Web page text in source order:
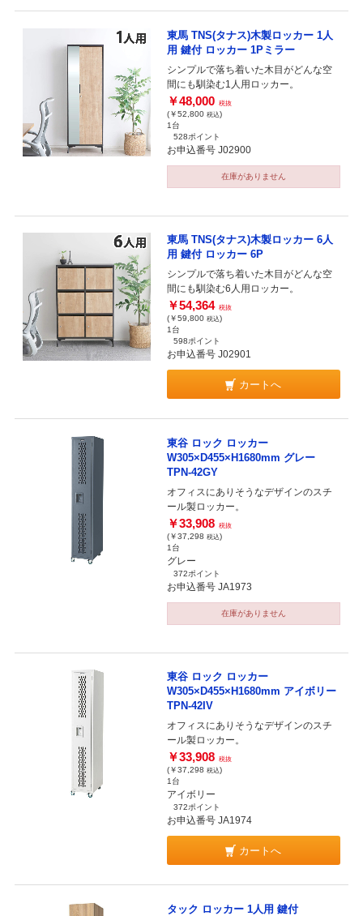
東馬 TNS(タナス)木製ロッカー 1人
用 鍵付 ロッカー 1Pミラー
シンプルで落ち着いた木目がどんな空
間にも馴染む1人用ロッカー。
￥48,000 税抜
(￥52,800 税込)
1台
528ポイント
お申込番号 J02900
在庫がありません
東馬 TNS(タナス)木製ロッカー 6人
用 鍵付 ロッカー 6P
シンプルで落ち着いた木目がどんな空
間にも馴染む6人用ロッカー。
￥54,364 税抜
(￥59,800 税込)
1台
598ポイント
お申込番号 J02901
カートへ
東谷 ロック ロッカー
W305×D455×H1680mm グレー
TPN-42GY
オフィスにありそうなデザインのスチ
ール製ロッカー。
￥33,908 税抜
(￥37,298 税込)
1台
グレー
372ポイント
お申込番号 JA1973
在庫がありません
東谷 ロック ロッカー
W305×D455×H1680mm アイボリー
TPN-42IV
オフィスにありそうなデザインのスチ
ール製ロッカー。
￥33,908 税抜
(￥37,298 税込)
1台
アイボリー
372ポイント
お申込番号 JA1974
カートへ
タック ロッカー 1人用 鍵付